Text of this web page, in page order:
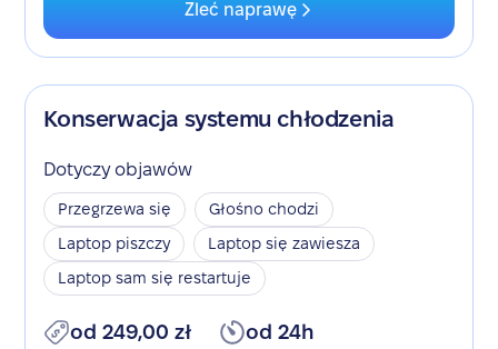
Zleć naprawę
Konserwacja systemu chłodzenia
Dotyczy objawów
Przegrzewa się
Głośno chodzi
Laptop piszczy
Laptop się zawiesza
Laptop sam się restartuje
od 249,00 zł od 24h